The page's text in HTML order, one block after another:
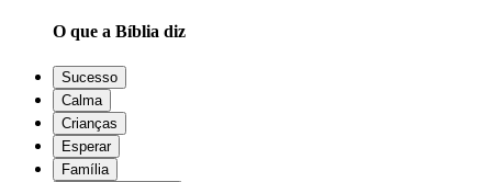
O que a Bíblia diz
Sucesso
Calma
Crianças
Esperar
Família